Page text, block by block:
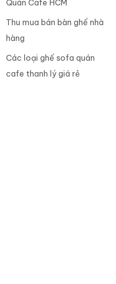
Quán Cafe HCM
Thu mua bán bàn ghế nhà
hàng
Các loại ghế sofa quán
cafe thanh lý giá rẻ